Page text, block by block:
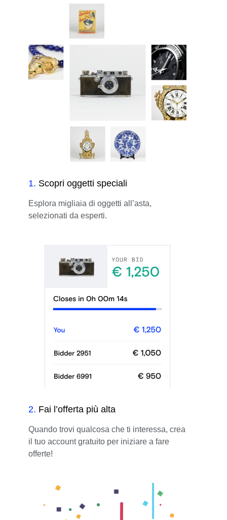
1. Scopri oggetti speciali
Esplora migliaia di oggetti all’asta,
selezionati da esperti.
2. Fai l’offerta più alta
Quando trovi qualcosa che ti interessa, crea
il tuo account gratuito per iniziare a fare
offerte!